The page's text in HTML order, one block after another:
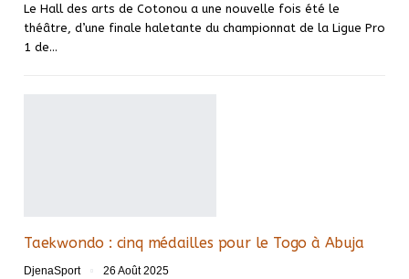
Le Hall des arts de Cotonou a une nouvelle fois été le
théâtre, d’une finale haletante du championnat de la Ligue Pro
1 de…
Taekwondo : cinq médailles pour le Togo à Abuja
DjenaSport 26 Août 2025